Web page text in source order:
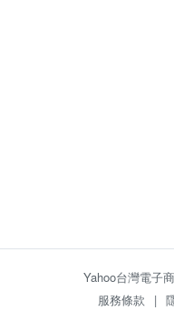
Yahoo台灣電子
服務條款
|